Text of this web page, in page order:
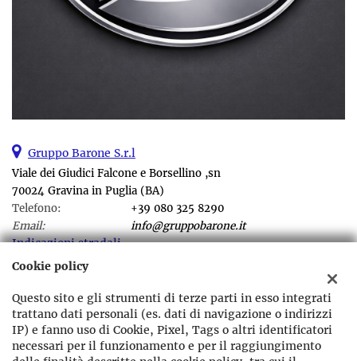
Gruppo Barone S.r.l
Viale dei Giudici Falcone e Borsellino ,sn
70024 Gravina in Puglia (BA)
Telefono:
+39 080 325 8290
Email:
info@gruppobarone.it
Indicazioni stradali
Dati fiscali:
Gruppo Barone srl
Viale dei Giudici Falcone e Borsellino ,sn Gravina in Puglia (BA)
C.F/P.IVA: 07864400721
Cookie policy
Questo sito e gli strumenti di terze parti in esso integrati
trattano dati personali (es. dati di navigazione o indirizzi
IP) e fanno uso di Cookie, Pixel, Tags o altri identificatori
necessari per il funzionamento e per il raggiungimento